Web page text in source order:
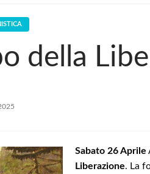
della
Sabato 26 Aprile
Liberazione. La